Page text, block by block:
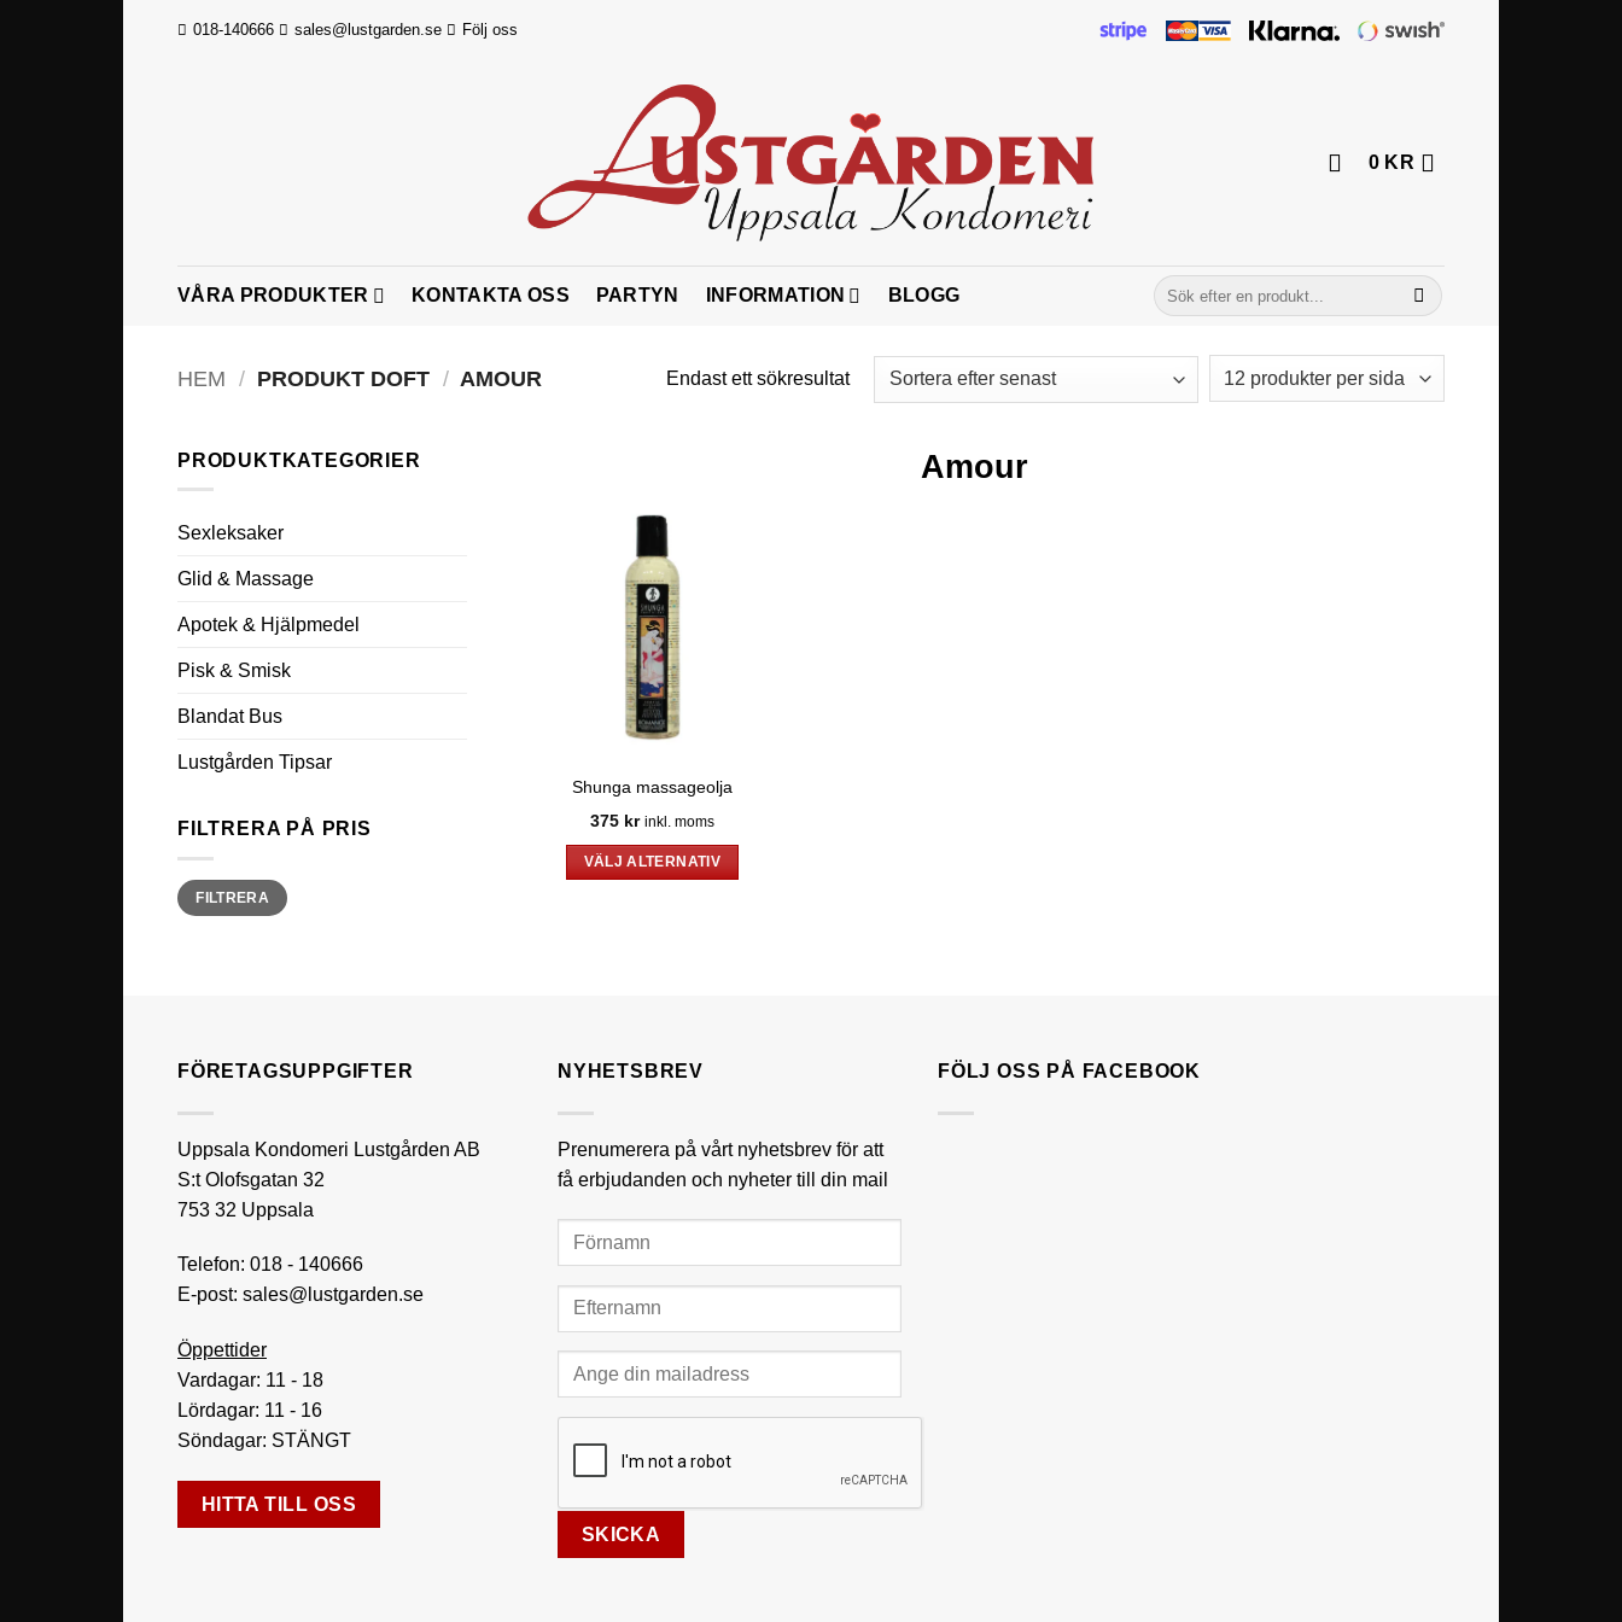
018-140666 sales@lustgarden.se Följ oss
0 KR
VÅRA PRODUKTER KONTAKTA OSS PARTYN INFORMATION BLOGG
Sök
efter:
HEM / PRODUKT DOFT / AMOUR Endast ett sökresultat
PRODUKTKATEGORIER
Sexleksaker
Glid & Massage
Apotek & Hjälpmedel
Pisk & Smisk
Blandat Bus
Lustgården Tipsar
FILTRERA PÅ PRIS
Min
pris
Max
prisFILTRERA
Amour
Shunga massageolja
375 kr inkl. moms
VÄLJ ALTERNATIV
kan
väljas
produktsidan
FÖRETAGSUPPGIFTER
Uppsala Kondomeri Lustgården AB
S:t Olofsgatan 32
753 32 Uppsala
Telefon: 018 - 140666
E-post: sales@lustgarden.se
Öppettider
Vardagar: 11 - 18
Lördagar: 11 - 16
Söndagar: STÄNGT
HITTA TILL OSS
NYHETSBREV
Prenumerera på vårt nyhetsbrev för att
få erbjudanden och nyheter till din mail
FÖLJ OSS PÅ FACEBOOK